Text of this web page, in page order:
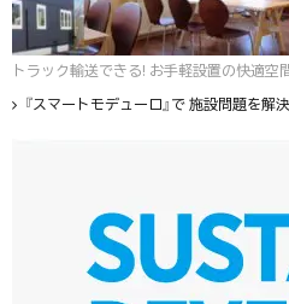
トラック輸送できる! お手軽設置の快適空
『スマートモデューロ』で 施設問題を解決